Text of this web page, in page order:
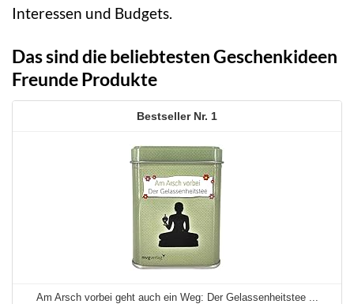
Interessen und Budgets.
Das sind die beliebtesten Geschenkideen
Freunde Produkte
1
Am Arsch vorbei geht auch ein Weg: Der Gelassenheitstee ...